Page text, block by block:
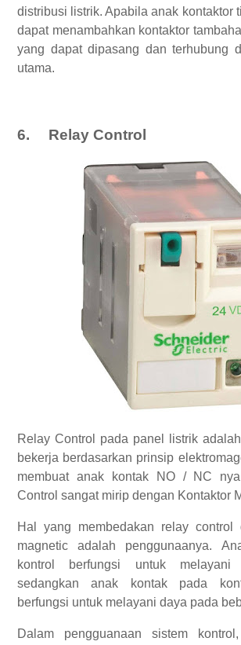
distribusi listrik. Apabila anak kontaktor
dapat menambahkan kontaktor
yang dapat dipasang dan terhubung
utama.
6. Relay Control
Relay Control pada panel listrik
bekerja berdasarkan prinsip
membuat anak kontak NO / NC
Control sangat mirip dengan Kontaktor
Hal yang membedakan relay control
magnetic adalah penggunaanya.
kontrol berfungsi untuk melayani
sedangkan anak kontak pada
berfungsi untuk melayani daya pada
Dalam pengguanaan sistem